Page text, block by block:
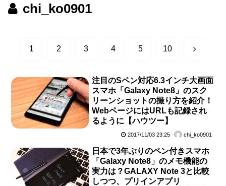
chi_ko0901
1 2 3 4 5 10 次
注目のSペン対応6.3インチ大画面
スマホ「Galaxy Note8」のスク
リーンショットの撮り方を紹介！
WebページにはURLも記録され
るように【ハウツー】
2017/11/03 23:25 chi_ko0901
日本で3年ぶりのペン付きスマホ
「Galaxy Note8」のメモ機能の
実力は？GALAXY Note 3と比較
しつつ、プリインアプリ